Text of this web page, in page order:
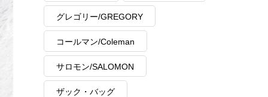
グレゴリー/GREGORY
コールマン/Coleman
サロモン/SALOMON
ザック・バッグ